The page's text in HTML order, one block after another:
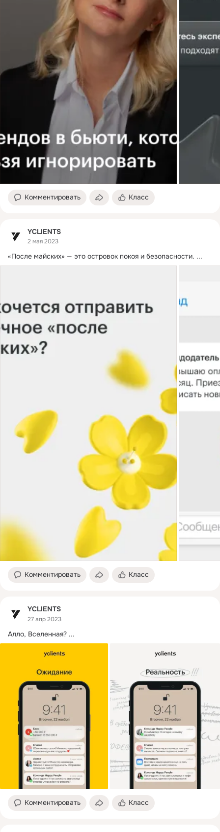
Комментировать Класс
YCLIENTS
2 мая 2023
«После майских» — это островок покоя и безопасности. ...
Комментировать Класс
YCLIENTS
27 апр 2023
Алло, Вселенная? ...
Комментировать Класс